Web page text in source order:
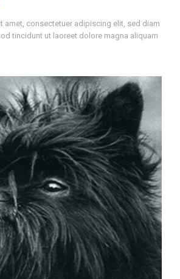
amet, consectetuer adipiscing elit, sed diam
tincidunt ut laoreet dolore magna aliquam